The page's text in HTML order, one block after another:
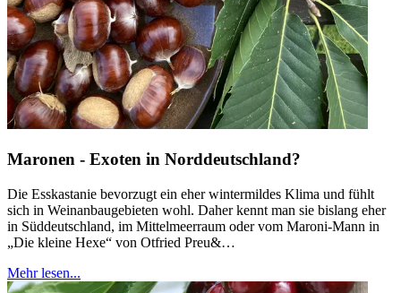
Maronen - Exoten in Norddeutschland?
Die Esskastanie bevorzugt ein eher wintermildes Klima und fühlt
sich in Weinanbaugebieten wohl. Daher kennt man sie bislang eher
in Süddeutschland, im Mittelmeerraum oder vom Maroni-Mann in
„Die kleine Hexe“ von Otfried Preu&…
Mehr lesen...